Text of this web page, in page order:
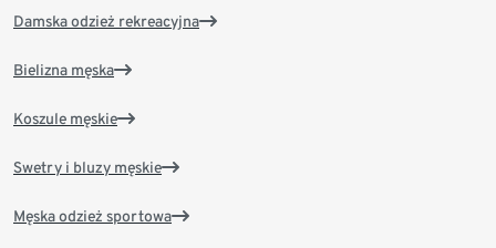
Damska odzież rekreacyjna
Bielizna męska
Koszule męskie
Swetry i bluzy męskie
Męska odzież sportowa